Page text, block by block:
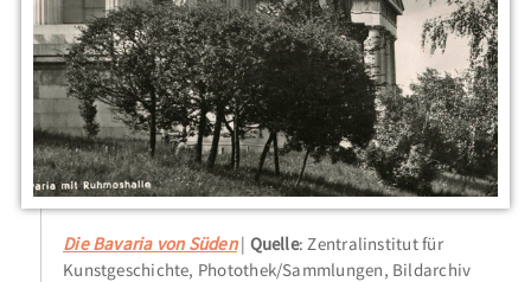
Die Bavaria von Süden Quelle: Zentralinstitut für
Kunstgeschichte, Photothek/Sammlungen, Bildarchiv